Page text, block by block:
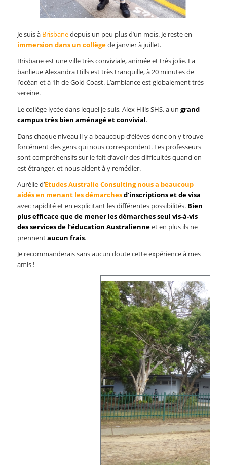
Je suis à Brisbanedepuis un peu plus d’un mois. Je reste en
immersion dans un collègede janvier à juillet.
Brisbane est une ville très conviviale, animée et très jolie. La
banlieue Alexandra Hills est très tranquille, à 20 minutes de
l’océan et à 1h de Gold Coast. L’ambiance est globalement très
sereine.
Le collège lycée dans lequel je suis, Alex Hills SHS, a un grand
campus très bien aménagé et convivial.
Dans chaque niveau il y a beaucoup d’élèves donc on y trouve
forcément des gens qui nous correspondent. Les professeurs
sont compréhensifs sur le fait d’avoir des difficultés quand on
est étranger, et nous aident à y remédier.
Aurélie d’Etudes Australie Consulting nous a beaucoup
aidés en menant les démarchesd’inscriptions et de visa
avec rapidité et en explicitant les différentes possibilités. Bien
plus efficace que de mener les démarches seul vis-à-vis
des services de l’éducation Australienneet en plus ils ne
prennentaucun frais.
Je recommanderais sans aucun doute cette expérience à mes
amis !